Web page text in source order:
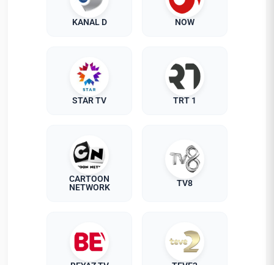
KANAL D NOW
STAR TV TRT 1
CARTOON
NETWORK
TV8